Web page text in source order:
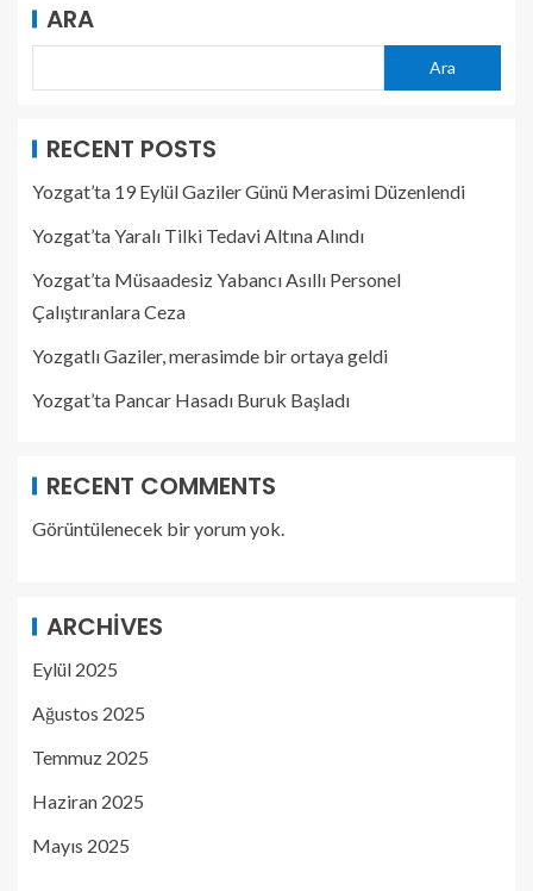
ARA
Ara
RECENT POSTS
Yozgat’ta 19 Eylül Gaziler Günü Merasimi Düzenlendi
Yozgat’ta Yaralı Tilki Tedavi Altına Alındı
Yozgat’ta Müsaadesiz Yabancı Asıllı Personel
Çalıştıranlara Ceza
Yozgatlı Gaziler, merasimde bir ortaya geldi
Yozgat’ta Pancar Hasadı Buruk Başladı
RECENT COMMENTS
Görüntülenecek bir yorum yok.
ARCHIVES
Eylül 2025
Ağustos 2025
Temmuz 2025
Haziran 2025
Mayıs 2025